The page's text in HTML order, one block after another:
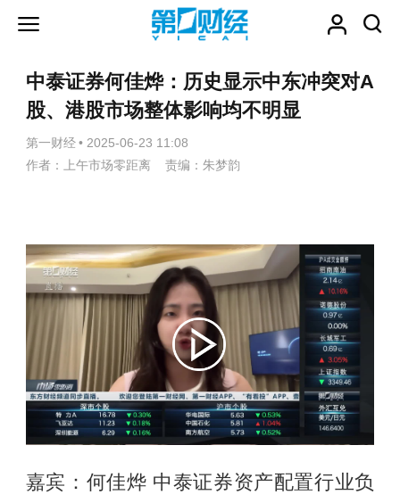
中泰证券何佳烨：历史显示中东冲突对A
股、港股市场整体影响均不明显
第一财经 • 2025-06-23 11:08
作者：上午市场零距离 责编：朱梦韵
嘉宾：何佳烨 中泰证券资产配置行业负